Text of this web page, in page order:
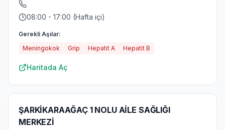
08:00 - 17:00 (Hafta içi)
Gerekli Aşılar:
Meningokok
Grip Hepatit A Hepatit B
Haritada Aç
ŞARKİKARAAĞAÇ 1 NOLU AİLE SAĞLIĞI
MERKEZİ